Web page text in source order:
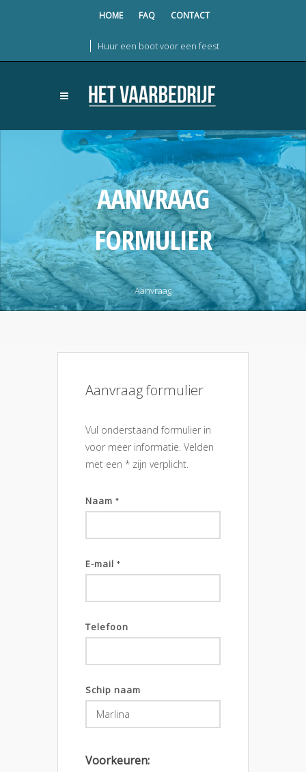
HOME FAQ CONTACT
Huur een boot voor een feest
AANVRAAG
FORMULIER
Aanvraag
Aanvraag formulier
Vul onderstaand formulier in
voor meer informatie. Velden
met een * zijn verplicht.
Naam *
E-mail *
Telefoon
Schip naam
Voorkeuren: